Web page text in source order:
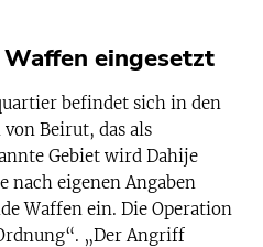
eingesetzt
befindet sich in den
Beirut, das als
Gebiet wird Dahije
nach eigenen Angaben
Waffen ein. Die Operation
„Der Angriff